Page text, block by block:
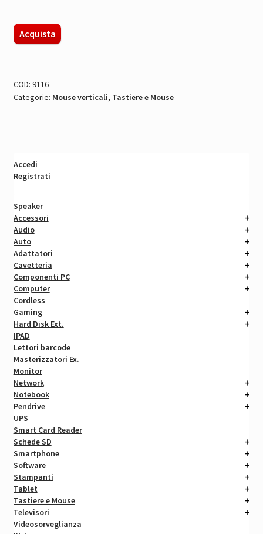
MOUSE
VERTICALE
quantità
Acquista
COD: 9116
Categorie: Mouse verticali, Tastiere e Mouse
Accedi
Registrati
Speaker
Accessori
Audio
Auto
Adattatori
Cavetteria
Componenti PC
Computer
Cordless
Gaming
Hard Disk Ext.
IPAD
Lettori barcode
Masterizzatori Ex.
Monitor
Network
Notebook
Pendrive
UPS
Smart Card Reader
Schede SD
Smartphone
Software
Stampanti
Tablet
Tastiere e Mouse
Televisori
Videosorveglianza